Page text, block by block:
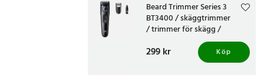
Beard Trimmer Series 3
BT3400 / skäggtrimmer
/ trimmer för skägg /
Pris:299 kr
299 kr Köp